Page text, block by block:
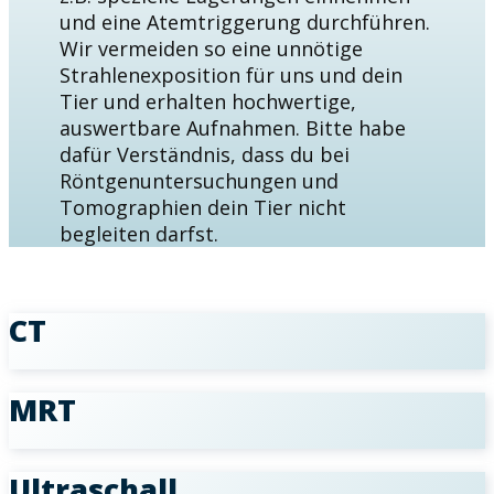
und eine Atemtriggerung durchführen.
Wir vermeiden so eine unnötige
Strahlenexposition für uns und dein
Tier und erhalten hochwertige,
auswertbare Aufnahmen. Bitte habe
dafür Verständnis, dass du bei
Röntgenuntersuchungen und
Tomographien dein Tier nicht
begleiten darfst.
CT
MRT